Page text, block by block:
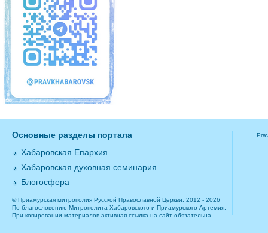
Основные разделы портала
Хабаровская Епархия
Хабаровская духовная семинария
Блогосфера
© Приамурская митрополия Русской Православной Церкви, 2012 - 2026
По благословению Митрополита Хабаровского и Приамурского Артемия.
При копировании материалов активная ссылка на сайт обязательна.